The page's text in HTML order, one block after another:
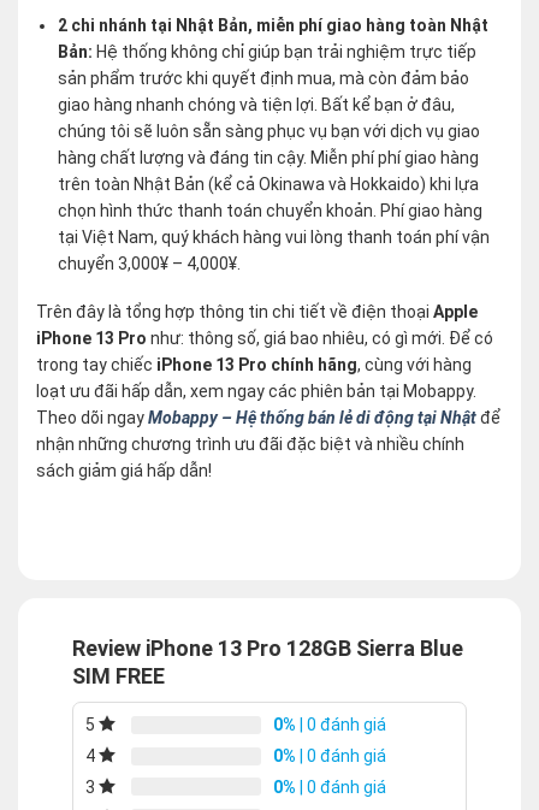
2 chi nhánh tại Nhật Bản, miễn phí giao hàng toàn Nhật
Bản: Hệ thống không chỉ giúp bạn trải nghiệm trực tiếp
sản phẩm trước khi quyết định mua, mà còn đảm bảo
giao hàng nhanh chóng và tiện lợi. Bất kể bạn ở đâu,
chúng tôi sẽ luôn sẵn sàng phục vụ bạn với dịch vụ giao
hàng chất lượng và đáng tin cậy. Miễn phí phí giao hàng
trên toàn Nhật Bản (kể cả Okinawa và Hokkaido) khi lựa
chọn hình thức thanh toán chuyển khoản. Phí giao hàng
tại Việt Nam, quý khách hàng vui lòng thanh toán phí vận
chuyển 3,000¥ – 4,000¥.
Trên đây là tổng hợp thông tin chi tiết về điện thoại Apple
iPhone 13 Pro như: thông số, giá bao nhiêu, có gì mới. Để có
trong tay chiếc iPhone 13 Pro chính hãng, cùng với hàng
loạt ưu đãi hấp dẫn, xem ngay các phiên bản tại Mobappy.
Theo dõi ngayMobappy – Hệ thống bán lẻ di động tại Nhậtđể
nhận những chương trình ưu đãi đặc biệt và nhiều chính
sách giảm giá hấp dẫn!
Review iPhone 13 Pro 128GB Sierra Blue
SIM FREE
5 0% | 0 đánh giá
4
0% | 0 đánh giá
3
0% | 0 đánh giá